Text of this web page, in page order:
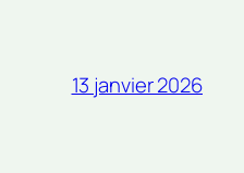
13 janvier 2026